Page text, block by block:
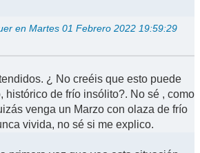
en Martes 01 Febrero 2022 19:59:29
¿ No creéis que esto puede
histórico de frío insólito?. No sé , como
venga un Marzo con olaza de frío
vivida, no sé si me explico.